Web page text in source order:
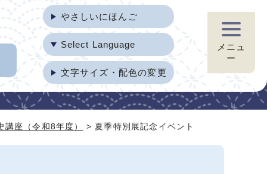
やさしいにほんご
Select Language
文字サイズ・配色の変更
メニュ
ー
講座（令和8年度） > 夏季特別展記念イベント